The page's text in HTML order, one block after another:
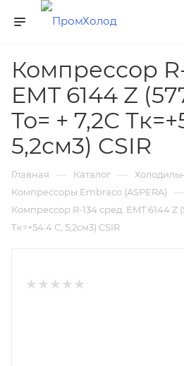
Компрессор
EMT 6144 Z
То= + 7,2С
5,2см3) CSIR
Главная — Каталог —
Компрессоры Embraco (ASPERA) —
Компрессор R-134 сред. EMT 6144 Z
Тк=+54.4 С, 5,2см3) CSIR